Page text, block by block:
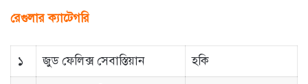
রেগুলার ক্যাটেগরি
১ জুড ফেলিক্স সেবাস্তিয়ান হকি